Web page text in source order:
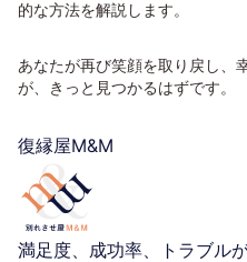
的な方法を解説します。
あなたが再び笑顔を取り戻し、
が、きっと見つかるはずです。
復縁屋M&M
満足度、成功率、トラブル